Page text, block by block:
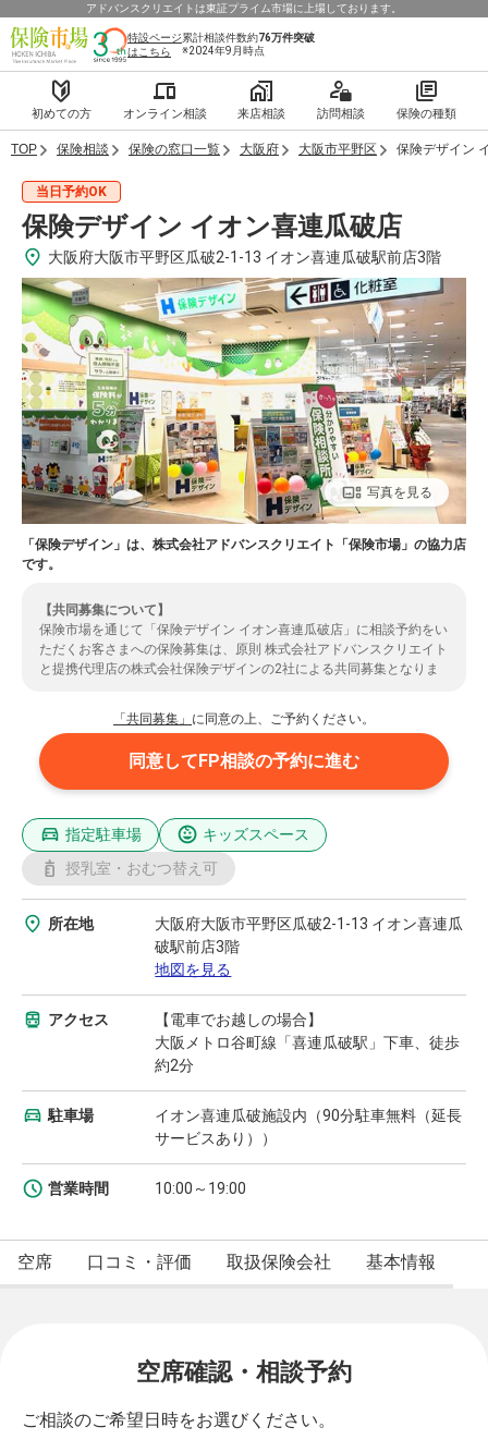
アドバンスクリエイトは東証プライム市場に上場しております。
特設ページ
はこちら
累計相談件数約76万件突破
※2024年9月時点
初めての方 オンライン相談 来店相談 訪問相談 保険の種類
TOP 保険相談 保険の窓口一覧 大阪府 大阪市平野区 保険デザイン
当日予約OK
保険デザイン イオン喜連瓜破店
大阪府大阪市平野区瓜破2-1-13 イオン喜連瓜破駅前店3階
写真を見る
「保険デザイン」は、株式会社アドバンスクリエイト「保険市場」の協力店
です。
【共同募集について】
保険市場を通じて「保険デザイン イオン喜連瓜破店」に相談予約をい
ただくお客さまへの保険募集は、原則 株式会社アドバンスクリエイト
と提携代理店の株式会社保険デザインの2社による共同募集となりま
提供されます。ご了承いただいた上で、ご予約のお手続きをいただき
ますようお願いいたします。株式会社保険デザインの取扱保険会社に
ついては
こちらよりご確認ください。
「共同募集」 に同意の上、ご予約ください。
同意してFP相談の予約に進む
指定駐車場
キッズスペース
授乳室・おむつ替え可
所在地
大阪府大阪市平野区瓜破2-1-13 イオン喜連瓜
破駅前店3階
地図を見る
アクセス
【電車でお越しの場合】
大阪メトロ谷町線「喜連瓜破駅」下車、徒歩
約2分
駐車場
イオン喜連瓜破施設内（90分駐車無料（延長
サービスあり））
営業時間 10:00～19:00
空席 口コミ・評価 取扱保険会社 基本情報
空席確認・相談予約
ご相談のご希望日時をお選びください。